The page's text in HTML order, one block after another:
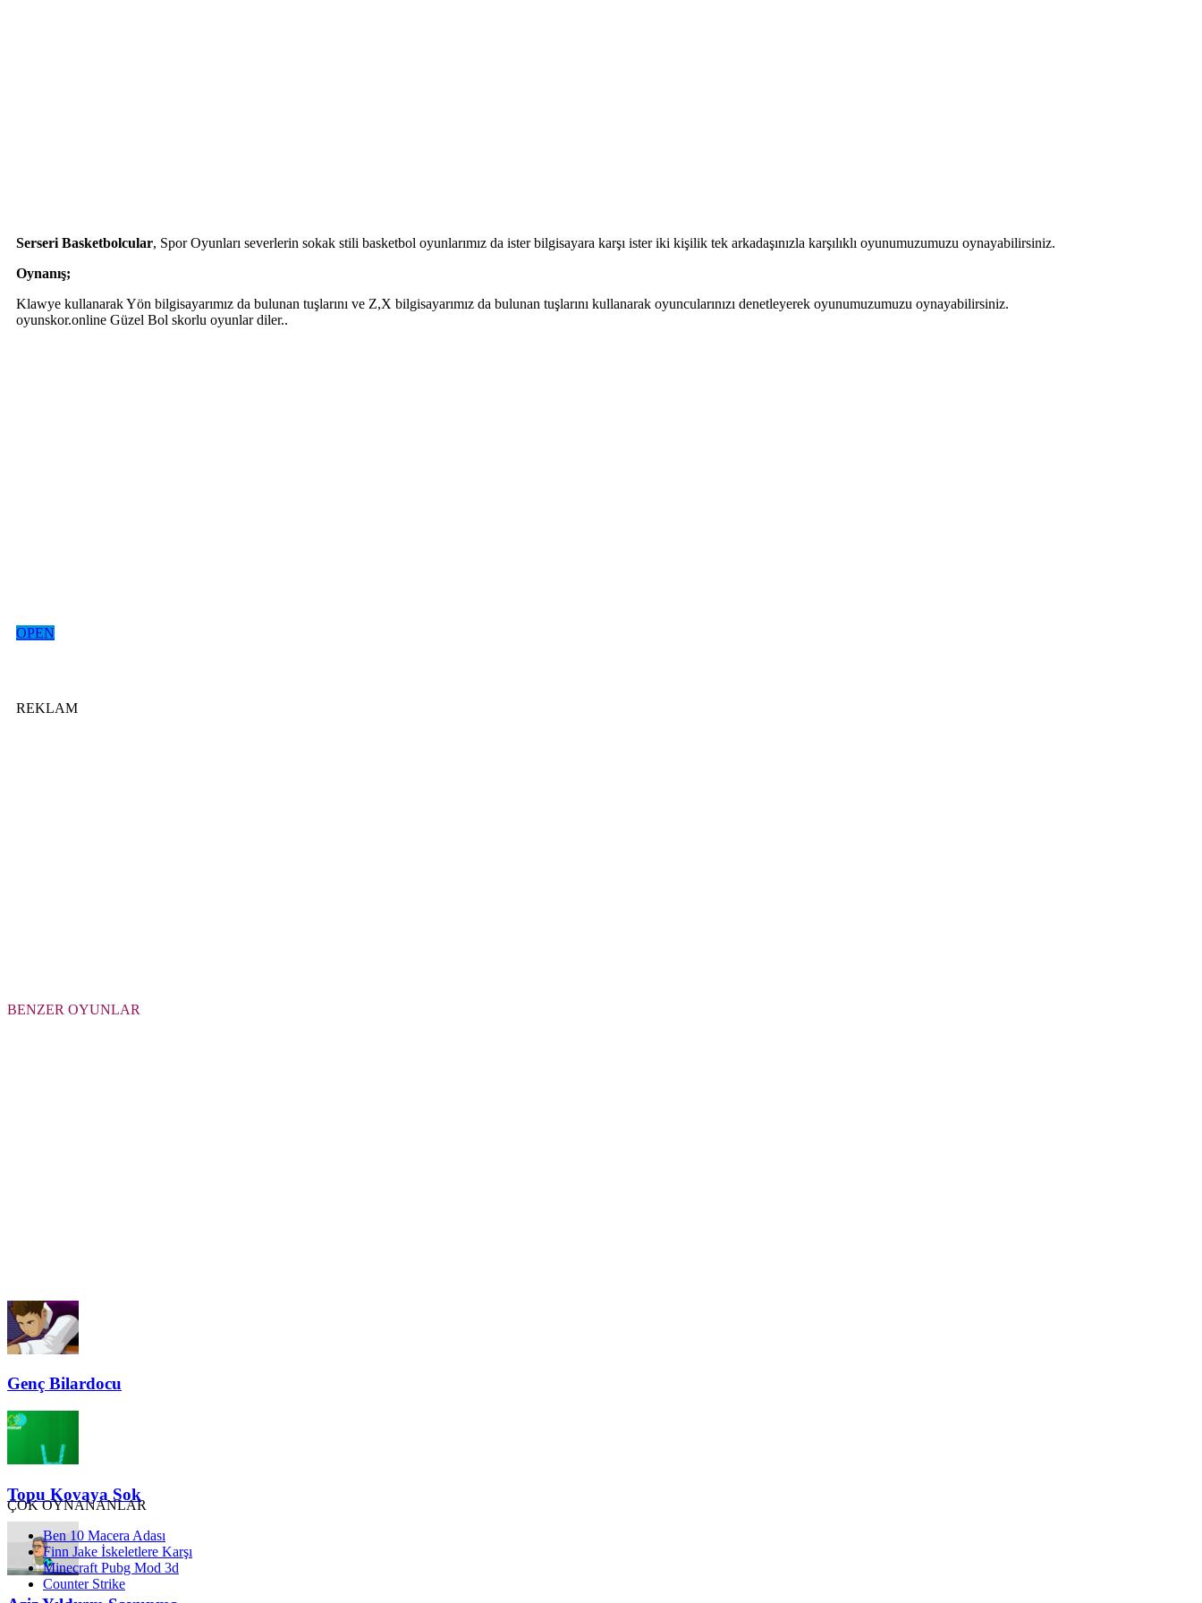
Serseri Basketbolcular, Spor Oyunları severlerin sokak stili basketbol oyunlarımız da ister bilgisayara karşı ister iki kişilik tek arkadaşınızla karşılıklı oyunumuzumuzu oynayabilirsiniz.
Oynanış;
Klawye kullanarak Yön bilgisayarımız da bulunan tuşlarını ve Z,X bilgisayarımız da bulunan tuşlarını kullanarak oyuncularınızı denetleyerek oyunumuzumuzu oynayabilirsiniz.
oyunskor.online Güzel Bol skorlu oyunlar diler..
OPEN
REKLAM
BENZER OYUNLAR
Genç Bilardocu
Topu Kovaya Sok
ÇOK OYNANANLAR
Ben 10 Macera Adası
Finn Jake İskeletlere Karşı
Minecraft Pubg Mod 3d
Counter Strike